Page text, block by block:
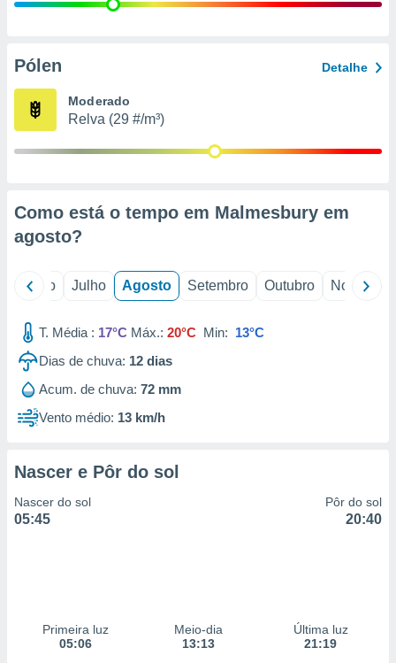
e
de
Pólen Detalhe
Moderado
Relva (29 #/m³)
Como está o tempo em Malmesbury em
agosto?
Junho Julho Agosto Setembro Outubro Novembro
T. Média : 17°C Máx.: 20°C Min: 13°C
Dias de chuva: 12 dias
Acum. de chuva: 72 mm
Vento médio: 13 km/h
Nascer e Pôr do sol
Nascer do sol
05:45
Pôr do sol
20:40
Primeira luz
05:06
Meio-dia
13:13
Última luz
21:19